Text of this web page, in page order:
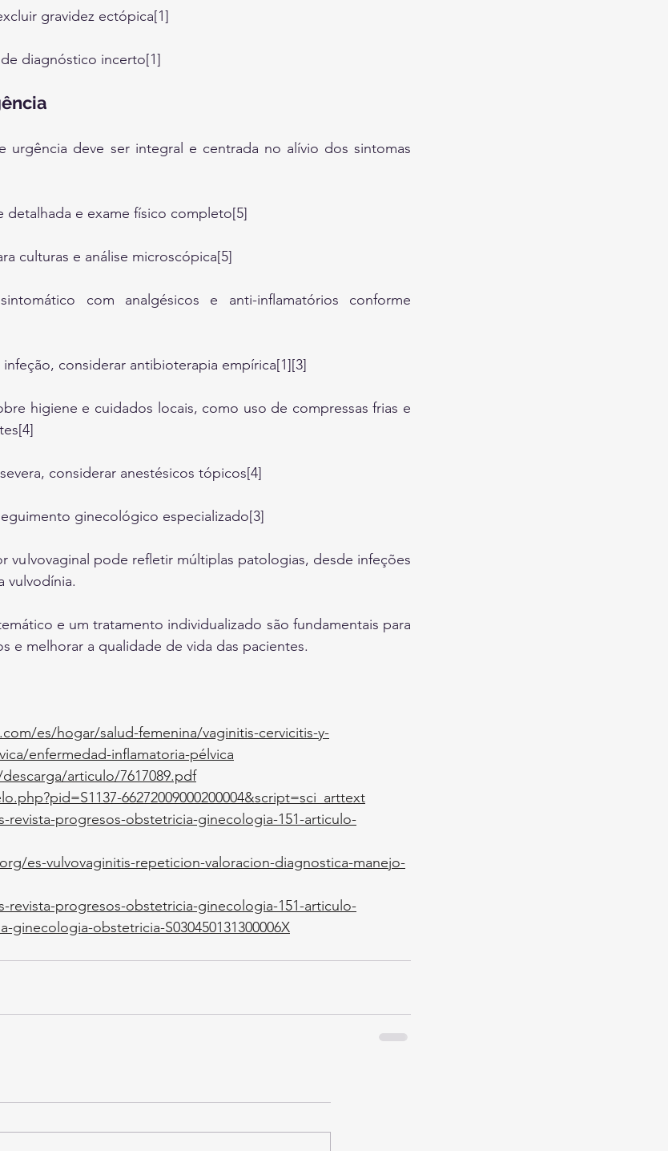
gravidez ectópica[1]
diagnóstico incerto[1]
urgência deve ser integral e centrada no alívio dos sintomas
detalhada e exame físico completo[5]
culturas e análise microscópica[5]
com analgésicos e anti-inflamatórios conforme
considerar antibioterapia empírica[1][3]
higiene e cuidados locais, como uso de compressas frias e
considerar anestésicos tópicos[4]
ginecológico especializado[3]
vulvovaginal pode refletir múltiplas patologias, desde infeções
vulvodínia.
e um tratamento individualizado são fundamentais para
e melhorar a qualidade de vida das pacientes.
es/hogar/salud-femenina/vaginitis-cervicitis-y-
enfermedad-inflamatoria-pélvica
articulo/7617089.pdf
66272009000200004&script=sci_arttext
revista-progresos-obstetricia-ginecologia-151-articulo-
es-vulvovaginitis-repeticion-valoracion-diagnostica-manejo-
revista-progresos-obstetricia-ginecologia-151-articulo-
obstetricia-S030450131300006X